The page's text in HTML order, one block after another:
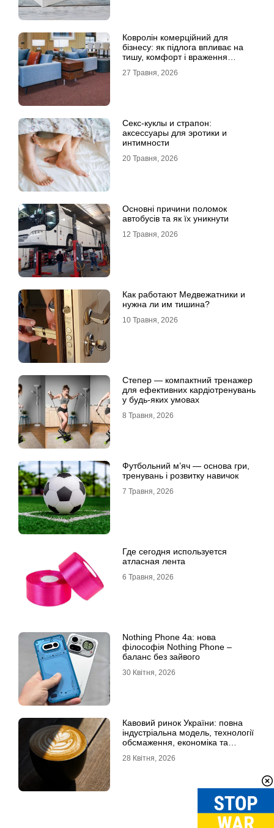
Ковролін комерційний для
бізнесу: як підлога впливає на
тишу, комфорт і враження
27 Травня, 2026
Секс-куклы и страпон:
аксессуары для эротики и
интимности
20 Травня, 2026
Основні причини поломок
автобусів та як їх уникнути
12 Травня, 2026
Как работают Медвежатники и
нужна ли им тишина?
10 Травня, 2026
Степер — компактний тренажер
для ефективних кардіотренувань
у будь-яких умовах
8 Травня, 2026
Футбольний м’яч — основа гри,
тренувань і розвитку навичок
7 Травня, 2026
Где сегодня используется
атласная лента
6 Травня, 2026
Nothing Phone 4a: нова
філософія Nothing Phone –
баланс без зайвого
30 Квітня, 2026
Кавовий ринок України: повна
індустріальна модель, технології
обсмаження, економіка та
28 Квітня, 2026